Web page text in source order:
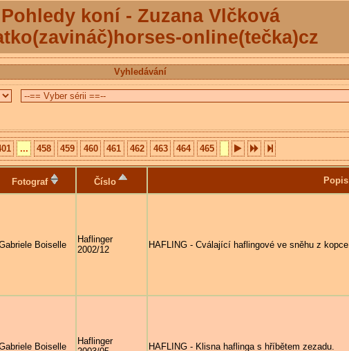
Pohledy koní - Zuzana Vlčková
online(tečka)cz
Vyhledávání
... 458 459 460 461 462 463 464 465
Fotograf Číslo Popis
Boiselle
Haflinger
2002/12
HAFLING - Cválající haflingové ve sněhu z kopce.
Boiselle
Haflinger
HAFLING - Klisna haflinga s hříbětem zezadu.